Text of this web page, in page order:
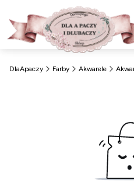
DlaApaczy Farby Akwarele